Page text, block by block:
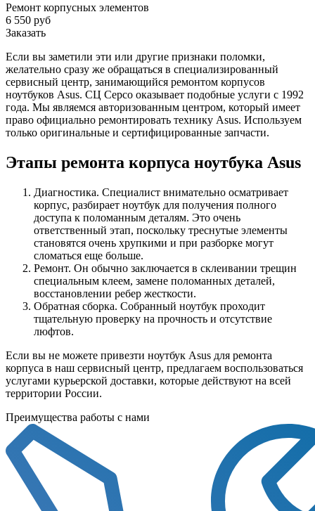
Ремонт корпусных элементов
6 550 руб
Заказать
Если вы заметили эти или другие признаки поломки,
желательно сразу же обращаться в специализированный
сервисный центр, занимающийся ремонтом корпусов
ноутбуков Asus. СЦ Серсо оказывает подобные услуги с 1992
года. Мы являемся авторизованным центром, который имеет
право официально ремонтировать технику Asus. Используем
только оригинальные и сертифицированные запчасти.
Этапы ремонта корпуса ноутбука Asus
Диагностика. Специалист внимательно осматривает
корпус, разбирает ноутбук для получения полного
доступа к поломанным деталям. Это очень
ответственный этап, поскольку треснутые элементы
становятся очень хрупкими и при разборке могут
сломаться еще больше.
Ремонт. Он обычно заключается в склеивании трещин
специальным клеем, замене поломанных деталей,
восстановлении ребер жесткости.
Обратная сборка. Собранный ноутбук проходит
тщательную проверку на прочность и отсутствие
люфтов.
Если вы не можете привезти ноутбук Asus для ремонта
корпуса в наш сервисный центр, предлагаем воспользоваться
услугами курьерской доставки, которые действуют на всей
территории России.
Преимущества работы с нами